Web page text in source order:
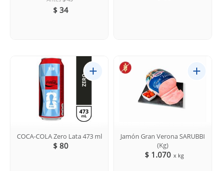
$ 34
COCA-COLA Zero Lata 473 ml
$ 80
Jamón Gran Verona SARUBBI
(Kg)
$ 1.070 x kg